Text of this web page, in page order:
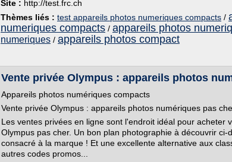
Site : http://test.frc.ch
Thèmes liés : test appareils photos numeriques compacts /
numeriques compacts / appareils photos
numeriques / appareils photos compact
Vente privée Olympus : appareils photos
Appareils photos numériques compacts
Vente privée Olympus : appareils photos numériques pas
Les ventes privées en ligne sont l'endroit idéal pour acheter
Olympus pas cher. Un bon plan photographie à découvrir
consacré à la marque ! Et une excellente alternative aux
autres codes promos...